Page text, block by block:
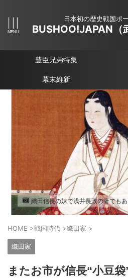
日本初の歴史戦国ポ
BUSHOO!JAPAN（
豊臣兄弟特集
幕末維新
織田信長の妹で浅井長政の妻でも
HOME >戦国時代 >織田家 >
織田家
またお市が信長“小豆